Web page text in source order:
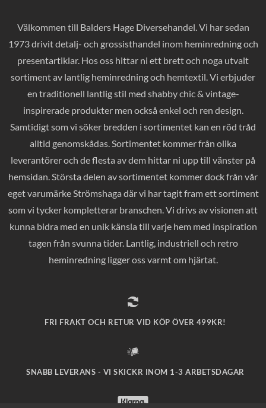
Välkommen till Balders Hage Diversehandel. Vi har sedan
1973 drivit detalj- och grossisthandel inom heminredning och
presentartiklar. Hos oss hittar ni ett brett och noga utvalt
sortiment av lantlig heminredning och hemtextil. Vi erbjuder
en traditionell lantlig stil med shabby chic & vintage-
inspirerade produkter men också enkel och ren design.
Samtidigt som vi söker bredden i sortimentet kan en röd tråd
alltid genomskådas. Sortimentet kommer från olika
leverantörer och de flesta av dem hittar ni upp till vänster på
hemsidan. Största delen av sortimentet kommer dock från vår
eget varumärke Strömshaga där vi har tagit fram ett sortiment
som vi tycker kompletterar branschen. Vi drivs av visionen att
kunna bidra med en unik känsla till varje hem med inspiration
tagen från svunna tider. Lantlig, industriell och retro
heminredning ligger oss varmt om hjärtat.
FRI FRAKT OCH RETUR VID KÖP ÖVER 499KR!
SNABB LEVERANS - VI SKICKR INOM 1-3 ARBETSDAGAR